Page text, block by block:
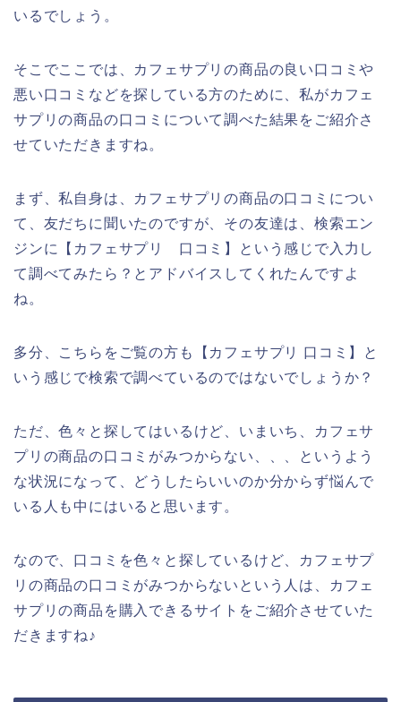
いるでしょう。
そこでここでは、カフェサプリの商品の良い口コミや
悪い口コミなどを探している方のために、私がカフェ
サプリの商品の口コミについて調べた結果をご紹介さ
せていただきますね。
まず、私自身は、カフェサプリの商品の口コミについ
て、友だちに聞いたのですが、その友達は、検索エン
ジンに【カフェサプリ 口コミ】という感じで入力し
て調べてみたら？とアドバイスしてくれたんですよ
ね。
多分、こちらをご覧の方も【カフェサプリ 口コミ】と
いう感じで検索で調べているのではないでしょうか？
ただ、色々と探してはいるけど、いまいち、カフェサ
プリの商品の口コミがみつからない、、、というよう
な状況になって、どうしたらいいのか分からず悩んで
いる人も中にはいると思います。
なので、口コミを色々と探しているけど、カフェサプ
リの商品の口コミがみつからないという人は、カフェ
サプリの商品を購入できるサイトをご紹介させていた
だきますね♪